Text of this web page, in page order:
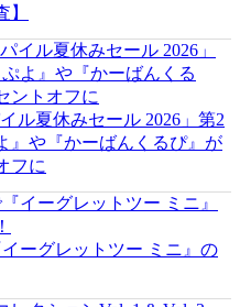
】
ル夏休みセール 2026」第2
』や『かーばんくるぴ』が
フに
ーグレットツー ミニ』の